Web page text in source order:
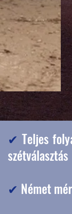
✔ Teljes
szétválasztás
✔ Német